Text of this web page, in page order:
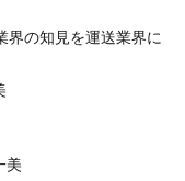
界の知見を運送業界に
美